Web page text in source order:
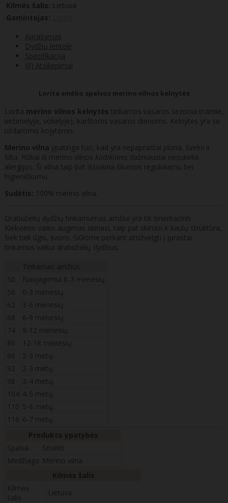
Kilmės šalis: Lietuva
Gamintojas:
Aprašymas
Dydžių lentelė
Specifikacija
(0) Atsiliepimai
Lorita smėlio spalvos merino vilnos kelnytės
Lorita merino vilnos kelnytės tinkamos vasaros sezonui (namie,
vežimėlyje, vokelyje), karštoms vasaros dienoms. Kelnytės yra su
uždaromis kojytėmis.
Merino vilna ypatinga tuo, kad yra nepaprastai plona, švelni ir
šilta. Rūbai iš merino vilnos kūdikiams dažniausiai nesukelia
alergijos. Ši vilna taip pat išsiskiria šilumos reguliavimu bei
higieniškumu.
Sudėtis: 100% merino vilna.
Drabužėlių dydžių tinkamumas amžiui yra tik orientacinis.
Kiekvieno vaiko augimas skiriasi, taip pat skiriasi ir kaulų struktūra,
šiek tiek ūgis, svoris. Siūlome perkant atsižvelgti į įprastai
tinkamus vaikui drabužėlių dydžius.
50
Naujagimiui 0-3 mėnesių.
56
0-3 mėnesių.
62
3-6 mėnesių.
68
6-9 mėnesių.
74
9-12 mėnesių.
80
12-18 mėnesių.
86
2-3 metų.
92
2-3 metų.
98
3-4 metų.
104 4-5 metų.
110 5-6 metų.
116 6-7 metų.
Spalva
Smėlio
Medžiaga Merino vilna
Kilmės
šalis
Lietuva